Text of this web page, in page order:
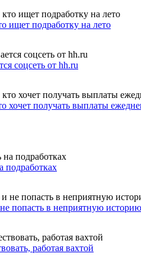
ищет подработку на лето
соцсеть от hh.ru
хочет получать выплаты
подработках
попасть в неприятную историю
работая вахтой